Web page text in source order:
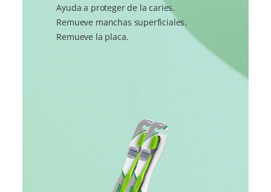
Ayuda a proteger de la caries.
Remueve manchas superficiales.
Remueve la placa.